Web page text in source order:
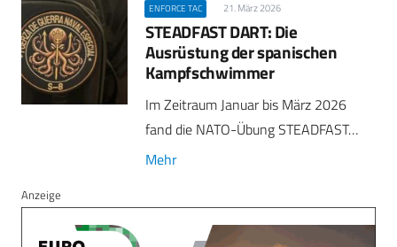
ENFORCE TAC 21. März 2026
STEADFAST DART: Die
Ausrüstung der spanischen
Kampfschwimmer
Im Zeitraum Januar bis März 2026
fand die NATO-Übung STEADFAST…
Mehr
Anzeige